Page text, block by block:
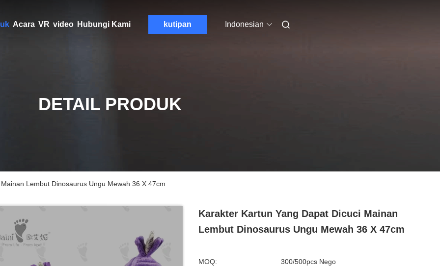
Acara VR video Hubungi Kami kutipan Indonesian
DETAIL PRODUK
Lembut Dinosaurus Ungu Mewah 36 X 47cm
Karakter Kartun Yang Dapat Dicuci Mainan
Lembut Dinosaurus Ungu Mewah 36 X 47cm
MOQ: 300/500pcs Nego